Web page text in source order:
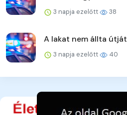
3 napja ezelőtt 38
A lakat nem állta útját
3 napja ezelőtt 40